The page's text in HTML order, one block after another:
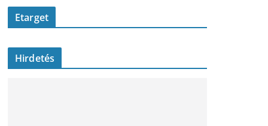
Etarget
Hirdetés